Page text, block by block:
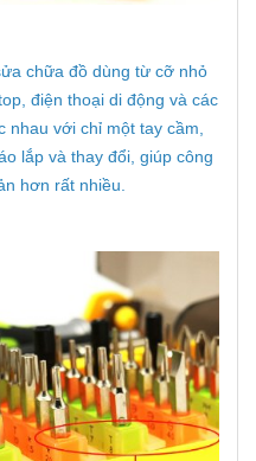
chữa đồ dùng từ cỡ nhỏ
điện thoại di động và các
với chỉ một tay cầm,
lắp và thay đổi, giúp công
hơn rất nhiều.